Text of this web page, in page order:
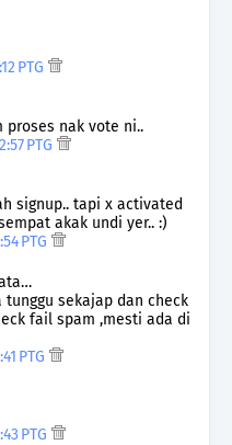
PTG
proses nak vote ni..
PTG
signup.. tapi x activated
akak undi yer.. :)
PTG
sekajap dan check
fail spam ,mesti ada di
PTG
PTG